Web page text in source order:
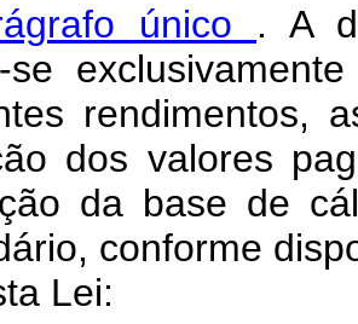
único . A
se
rendimentos,
dos valores
da base de
conforme
Lei: